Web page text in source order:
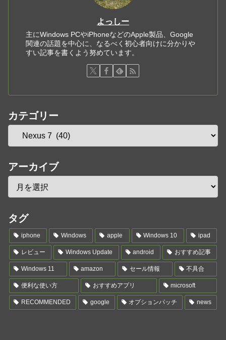
よっしー
主にWindows PCやiPhoneなどのApple製品、Google
関連の話題を中心に、なるべく初心者向けに分かりや
すい記事を書くよう努めています。
カテゴリー
アーカイブ
タグ
iphone Windows apple Windows 10 ipad
レビュー Windows Update android おすすめ記事
Windows 11 amazon セール情報 不具合
便利な使い方 おすすめアプリ microsoft
RECOMMENDED google オプションパッチ news